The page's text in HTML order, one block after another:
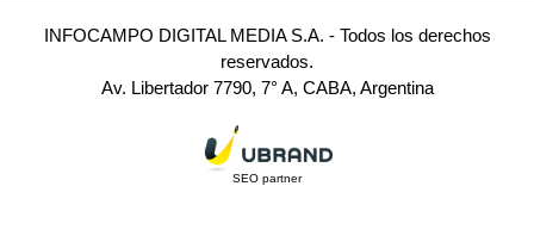
INFOCAMPO DIGITAL MEDIA S.A. - Todos los derechos
reservados.
Av. Libertador 7790, 7° A, CABA, Argentina
SEO partner